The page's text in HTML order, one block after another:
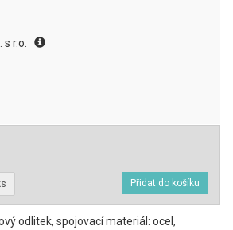
r.o.
odlitek, spojovací materiál: ocel,